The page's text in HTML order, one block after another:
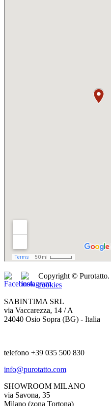
Copyright © Purotatto.
cookies
SABINTIMA SRL
via Vaccarezza, 14 / A
24040 Osio Sopra (BG) - Italia
telefono +39 035 500 830
info@purotatto.com
SHOWROOM MILANO
via Savona, 35
Milano (zona Tortona)